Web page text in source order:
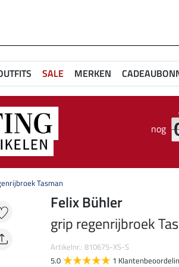
SALE MERKEN
nog
Tasman
Felix Bühler
grip regenrijbroek
Artikelnr.: 810675-XS-S
5.0
1